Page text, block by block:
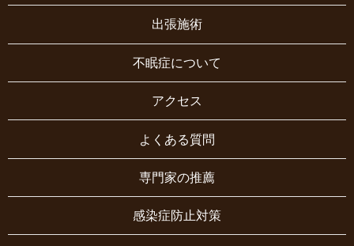
出張施術
不眠症について
アクセス
よくある質問
専門家の推薦
感染症防止対策